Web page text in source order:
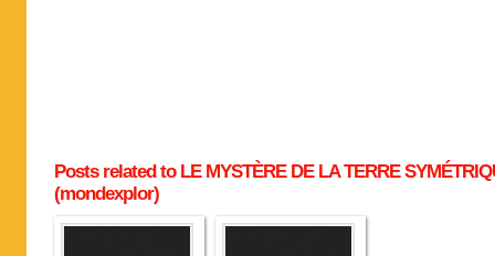
Posts related to LE MYSTÈRE DE LA TERRE
(mondexplor)